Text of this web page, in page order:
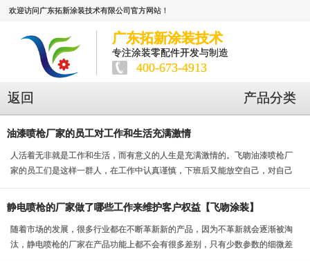
欢迎访问广东拓新涂装技术有限公司官方网站！
广东拓新涂装技术
专注涂装零配件开发与制造
400-673-4913
返回 产品分类
油漆喷枪厂家的员工对工作和生活充满激情
人活着无非就是工作和生活，而有意义的人生是充满激情的。飞吻油漆喷枪厂
家的员工们是这样一群人，在工作中认真谨慎，下班后又能放空自己，对自己
静电喷枪的厂家做了哪些工作来维护客户权益【飞吻涂装】
随着市场的发展，很多行业都在不断革新新的产品，因为不革新就会逐渐被淘
汰，静电喷枪的厂家在产品功能上都不会有很多差别，只有少数参数的细微差